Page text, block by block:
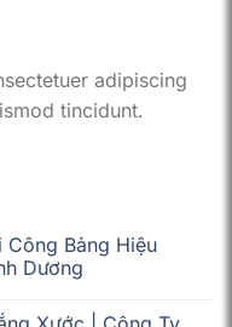
adipiscing
tincidunt.
Bảng Hiệu
Dương